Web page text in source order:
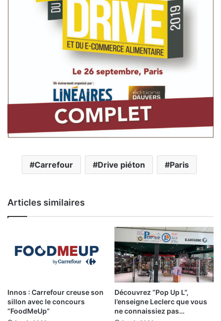
Carrefour Drive piéton Paris
Articles similaires
Innos : Carrefour creuse son
sillon avec le concours
“FoodMeUp”
Découvrez “Pop Up L”,
l’enseigne Leclerc que vous
ne connaissiez pas…